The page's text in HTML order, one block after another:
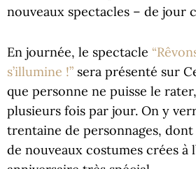
nouveaux spectacles – de jour
En journée, le spectacle
s’illumine !” sera présenté sur
que personne ne puisse le
plusieurs fois par jour. On y
trentaine de personnages,
de nouveaux costumes crées à